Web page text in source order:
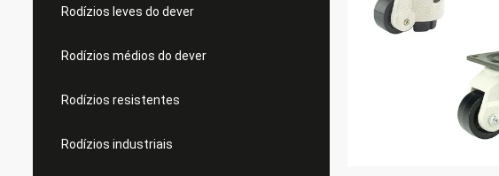
Rodízios leves do dever
Rodízios médios do dever
Rodízios resistentes
Rodízios industriais